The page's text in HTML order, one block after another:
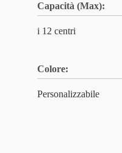
Capacità (Max):
i 12 centri
Colore:
Personalizzabile